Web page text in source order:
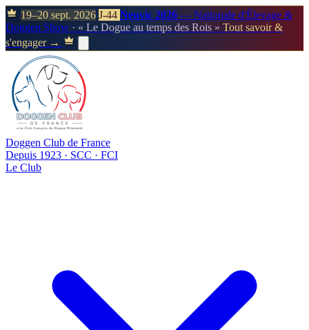
19–20 sept. 2026 J-44 Neuvic 2026 — Nationale d'Élevage &
Doggen Show · « Le Dogue au temps des Rois » Tout savoir &
s'engager →
Doggen Club de France
Depuis 1923 · SCC · FCI
Le Club